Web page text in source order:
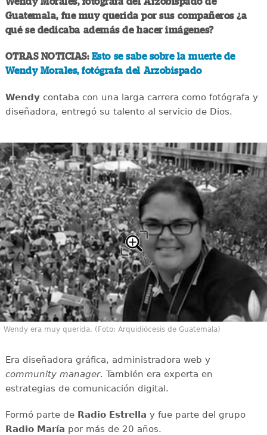
Guatemala, fue muy querida por sus compañeros ¿a
qué se dedicaba además de hacer imágenes?
OTRAS NOTICIAS: Esto se sabe sobre la muerte de
Wendy Morales, fotógrafa del Arzobispado
Wendycontaba con una larga carrera como fotógrafa y
diseñadora, entregó su talento al servicio de Dios.
Wendy era muy querida. (Foto: Arquidiócesis de Guatemala)
Era diseñadora gráfica, administradora web y
community manager. También era experta en
estrategias de comunicación digital.
Formó parte de Radio Estrella y fue parte del grupo
Radio María por más de 20 años.